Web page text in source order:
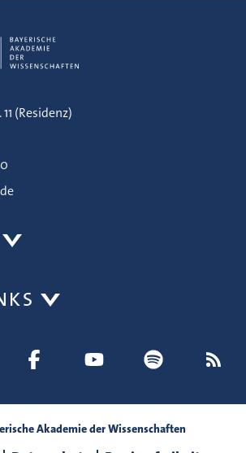
(Residenz)
Akademie der Wissenschaften